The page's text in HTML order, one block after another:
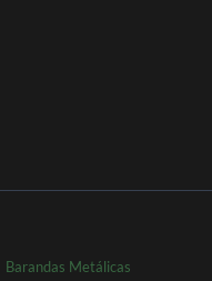
Barandas Metálicas